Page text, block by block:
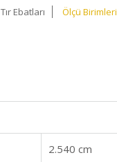
Tır Ebatları Ölçü Birimleri
2.540 cm